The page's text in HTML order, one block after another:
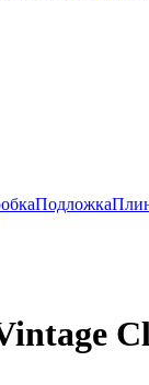
Подложка